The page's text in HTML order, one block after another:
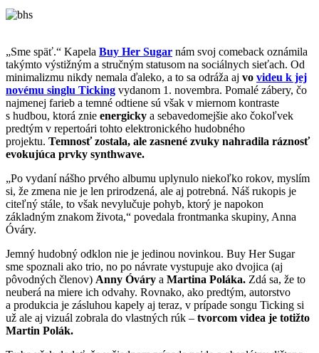
„Sme späť.“ Kapela Buy Her Sugar nám svoj comeback oznámila
takýmto výstižným a stručným statusom na sociálnych sieťach. Od
minimalizmu nikdy nemala ďaleko, a to sa odráža aj vo videu k jej
novému singlu Ticking vydanom 1. novembra. Pomalé zábery, čo
najmenej farieb a temné odtiene sú však v miernom kontraste
s hudbou, ktorá znie energicky a sebavedomejšie ako čokoľvek
predtým v repertoári tohto elektronického hudobného
projektu. Temnosť zostala, ale zasnené zvuky nahradila ráznosť
evokujúca prvky synthwave.
„Po vydaní nášho prvého albumu uplynulo niekoľko rokov, myslím
si, že zmena nie je len prirodzená, ale aj potrebná. Náš rukopis je
citeľný stále, to však nevylučuje pohyb, ktorý je napokon
základným znakom života,“ povedala frontmanka skupiny, Anna
Óváry.
Jemný hudobný odklon nie je jedinou novinkou. Buy Her Sugar
sme spoznali ako trio, no po návrate vystupuje ako dvojica (aj
pôvodných členov) Anny Óváry a Martina Poláka. Zdá sa, že to
neuberá na miere ich odvahy. Rovnako, ako predtým, autorstvo
a produkcia je zásluhou kapely aj teraz, v prípade songu Ticking si
už ale aj vizuál zobrala do vlastných rúk – tvorcom videa je totižto
Martin Polák.